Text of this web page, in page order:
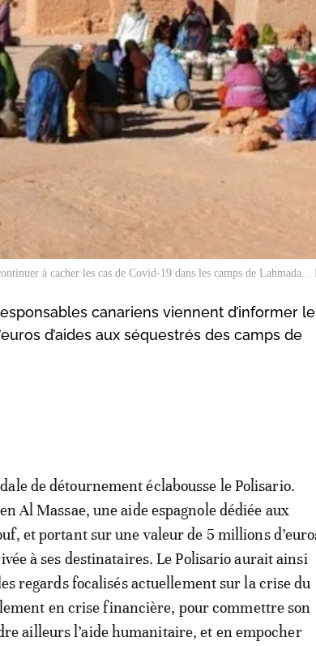
à cacher les cas de Covid-19 dans les camps de Lahmada. .
canariens viennent d’informer le
d’aides aux séquestrés des camps de
de détournement éclabousse le Polisario.
Al Massae, une aide espagnole dédiée aux
et portant sur une valeur de 5 millions
à ses destinataires. Le Polisario aurait ainsi
regards focalisés actuellement sur la crise du
en crise financière, pour commettre son
ailleurs l’aide humanitaire, et en empocher